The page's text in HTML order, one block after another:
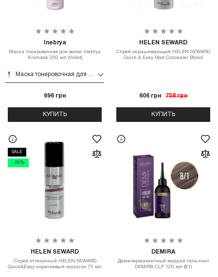
Inebrya
Маска тонировочная для волос Inebrya
Kromask 250 мл (Violet)
Маска тонировочная для волос Inebrya Kromask 250 мл (Violet)
696 грн
КУПИТЬ
HELEN SEWARD
Спрей окрашивающий HELEN SEWARD
Quick & Easy Root Concealer Blond
606 грн 758 грн
КУПИТЬ
SALE
- 20%
HELEN SEWARD
Спрей оттеночный HELEN SEWARD
Quick&Easy коричневый махагон 75 мл
DEMIRA
Демиперманентный жидкий гель-тинт
DEMIRA CLP 120 мл (81)